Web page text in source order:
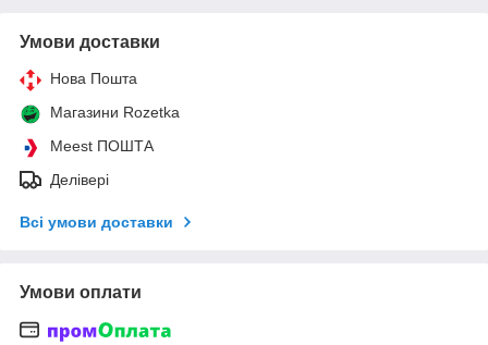
Умови доставки
Нова Пошта
Магазини Rozetka
Meest ПОШТА
Делівері
Всі умови доставки
Умови оплати